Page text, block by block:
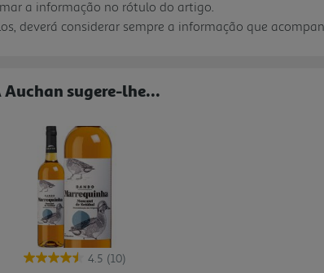
a informação no rótulo do artigo.
deverá considerar sempre a informação que
Auchan sugere-lhe...
4.5 (10)